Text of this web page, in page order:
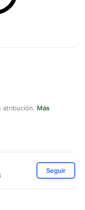
atribución. Más
Seguir